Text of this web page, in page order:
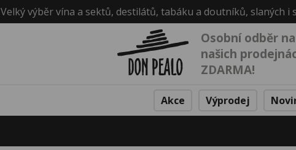
Velký výběr vína a sektů, destilátů, tabáku a doutníků, slaných
Osobní odběr
našich
ZDARMA!
Akce Výprodej